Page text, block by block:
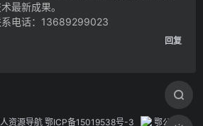
最新成果。
系电话：13689299023
回复
资源导航 鄂ICP备15019538号-3 鄂公网